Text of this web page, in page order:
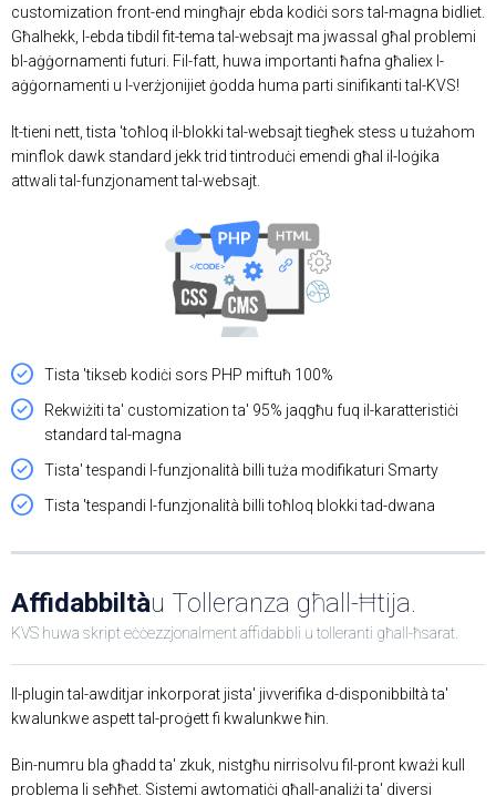
customization front-end mingħajr ebda kodiċi sors tal-magna bidliet.
Għalhekk, l-ebda tibdil fit-tema tal-websajt ma jwassal għal problemi
bl-aġġornamenti futuri. Fil-fatt, huwa importanti ħafna għaliex l-
aġġornamenti u l-verżjonijiet ġodda huma parti sinifikanti tal-KVS!
It-tieni nett, tista 'toħloq il-blokki tal-websajt tiegħek stess u tużahom
minflok dawk standard jekk trid tintroduċi emendi għal il-loġika
attwali tal-funzjonament tal-websajt.
Tista 'tikseb kodiċi sors PHP miftuħ 100%
Rekwiżiti ta' customization ta' 95% jaqgħu fuq il-karatteristiċi
standard tal-magna
Tista' tespandi l-funzjonalità billi tuża modifikaturi Smarty
Tista 'tespandi l-funzjonalità billi toħloq blokki tad-dwana
Affidabbiltàu Tolleranza għall-Ħtija.
KVS huwa skript eċċezzjonalment affidabbli u tolleranti għall-ħsarat.
Il-plugin tal-awditjar inkorporat jista' jivverifika d-disponibbiltà ta'
kwalunkwe aspett tal-proġett fi kwalunkwe ħin.
Bin-numru bla għadd ta' zkuk, nistgħu nirrisolvu fil-pront kważi kull
problema li seħħet. Sistemi awtomatiċi għall-analiżi ta' diversi